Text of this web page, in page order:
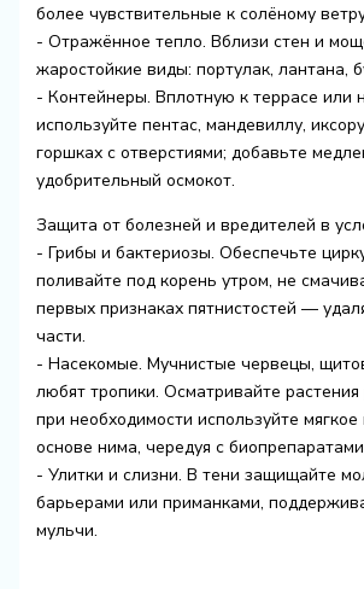
более чувствительные к солёному
- Отражённое тепло. Вблизи стен и
жаростойкие виды: портулак, лантана,
- Контейнеры. Вплотную к террасе или
используйте пентас, мандевиллу,
горшках с отверстиями; добавьте
удобрительный осмокот.
Защита от болезней и вредителей в
- Грибы и бактериозы. Обеспечьте
поливайте под корень утром, не
первых признаках пятнистостей —
части.
- Насекомые. Мучнистые червецы,
любят тропики. Осматривайте
при необходимости используйте
основе нима, чередуя с
- Улитки и слизни. В тени защищайте
барьерами или приманками,
мульчи.